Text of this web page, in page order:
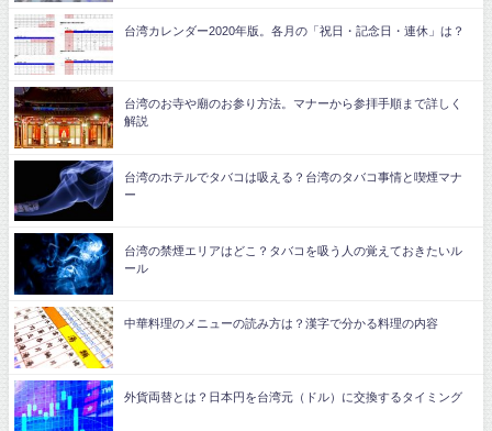
台湾カレンダー2020年版。各月の「祝日・記念日・連休」は？
台湾のお寺や廟のお参り方法。マナーから参拝手順まで詳しく
解説
台湾のホテルでタバコは吸える？台湾のタバコ事情と喫煙マナ
ー
台湾の禁煙エリアはどこ？タバコを吸う人の覚えておきたいル
ール
中華料理のメニューの読み方は？漢字で分かる料理の内容
外貨両替とは？日本円を台湾元（ドル）に交換するタイミング